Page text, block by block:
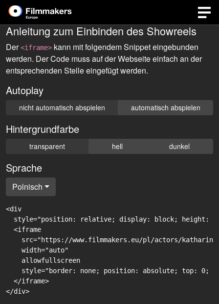
Anleitung zum Einbinden des Showreels
Der<iframe> kann mit folgendem Snippet eingebunden
werden. Der Code muss auf der Webseite einfach an der
entsprechenden Stelle eingefügt werden.
Autoplay
nicht automatisch abspielen automatisch abspielen
Hintergrundfarbe
transparent hell dunkel
Sprache
Polnisch
<div
style="position: relative; display: block; height:
  <iframe
src="https://www.filmmakers.eu/pl/actors/
    width="auto"
    allowfullscreen
style="border: none; position: absolute; top: 0;
  </iframe>